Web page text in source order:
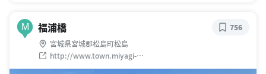
M 福浦橋
宮城県宮城郡松島町松島
http://www.town.miyagi-
matsushima.lg.jp/index.cfm/1,html
756